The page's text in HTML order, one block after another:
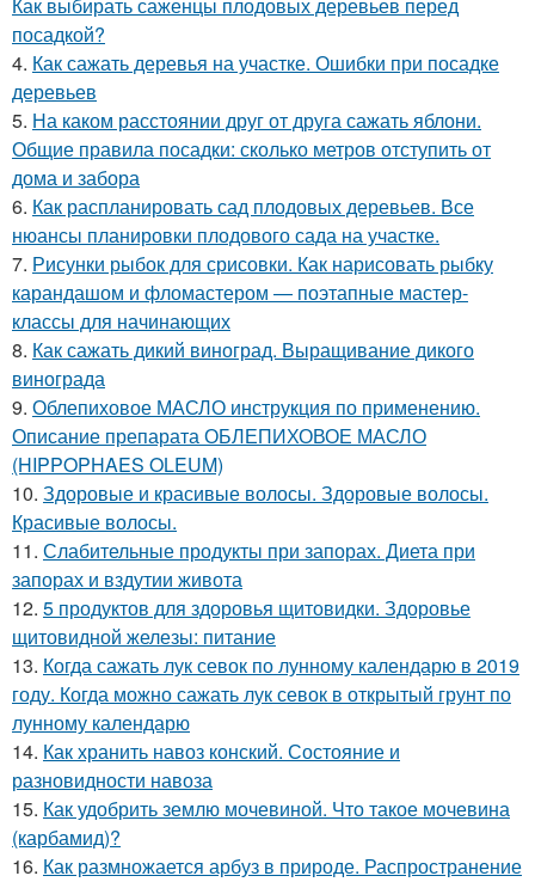
посадкой?
4. Как сажать деревья на участке. Ошибки при посадке
деревьев
5. На каком расстоянии друг от друга сажать яблони.
Общие правила посадки: сколько метров отступить от
дома и забора
6. Как распланировать сад плодовых деревьев. Все
нюансы планировки плодового сада на участке.
7. Рисунки рыбок для срисовки. Как нарисовать рыбку
карандашом и фломастером — поэтапные мастер-
классы для начинающих
8. Как сажать дикий виноград. Выращивание дикого
винограда
9. Облепиховое МАСЛО инструкция по применению.
Описание препарата ОБЛЕПИХОВОЕ МАСЛО
(HIPPOPHAES OLEUM)
10. Здоровые и красивые волосы. Здоровые волосы.
Красивые волосы.
11. Слабительные продукты при запорах. Диета при
запорах и вздутии живота
12. 5 продуктов для здоровья щитовидки. Здоровье
щитовидной железы: питание
13. Когда сажать лук севок по лунному календарю в 2019
году. Когда можно сажать лук севок в открытый грунт по
лунному календарю
14. Как хранить навоз конский. Состояние и
разновидности навоза
15. Как удобрить землю мочевиной. Что такое мочевина
(карбамид)?
16. Как размножается арбуз в природе. Распространение